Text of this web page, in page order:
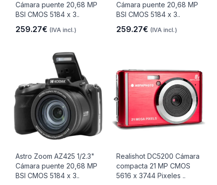
Cámara puente 20,68 MP
BSI CMOS 5184 x 3..
259.27€ (IVA incl.)
Cámara puente 20,68 MP
BSI CMOS 5184 x 3..
259.27€ (IVA incl.)
Astro Zoom AZ425 1/2.3"
Cámara puente 20,68 MP
BSI CMOS 5184 x 3..
Realishot DC5200 Cámara
compacta 21 MP CMOS
5616 x 3744 Pixeles ..